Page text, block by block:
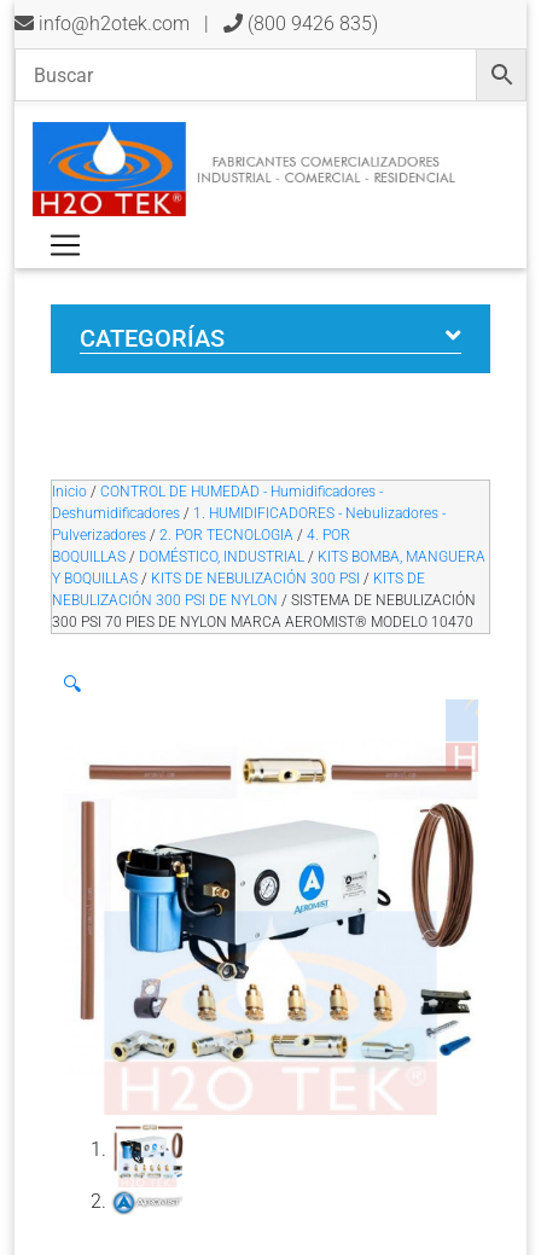
info@h2otek.com | (800 9426 835)
CATEGORÍAS
Inicio / CONTROL DE HUMEDAD - Humidificadores -
Deshumidificadores / 1. HUMIDIFICADORES - Nebulizadores -
Pulverizadores / 2. POR TECNOLOGIA / 4. POR
BOQUILLAS / DOMÉSTICO, INDUSTRIAL / KITS BOMBA, MANGUERA
Y BOQUILLAS / KITS DE NEBULIZACIÓN 300 PSI / KITS DE
NEBULIZACIÓN 300 PSI DE NYLON / SISTEMA DE NEBULIZACIÓN
300 PSI 70 PIES DE NYLON MARCA AEROMIST® MODELO 10470
🔍